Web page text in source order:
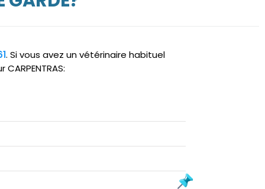
. Si vous avez un vétérinaire habituel